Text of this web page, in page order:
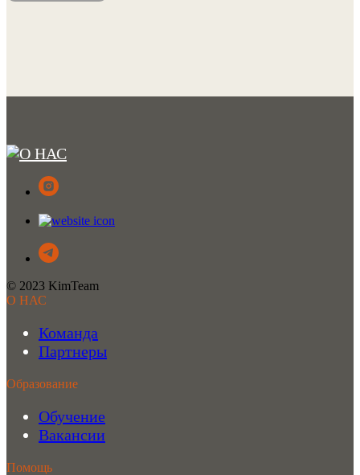
© 2023 KimTeam
О НАС
Команда
Партнеры
Образование
Обучение
Вакансии
Помощь